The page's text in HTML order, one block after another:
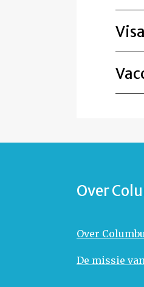
Visa
Over
Over
De missie